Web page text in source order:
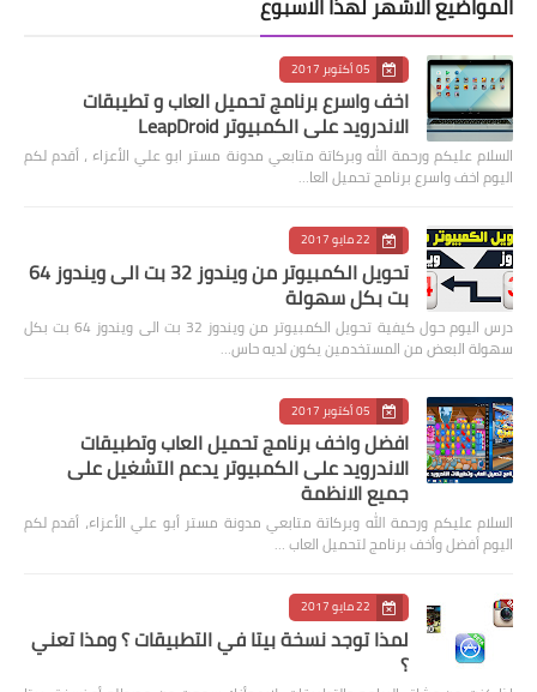
05 أكتوبر 2017
اخف واسرع برنامج تحميل العاب و تطيبقات
الاندرويد على الكمبيوتر LeapDroid
السلام عليكم ورحمة الله وبركاتة متابعي مدونة مستر ابو علي الأعزاء ، أقدم لكم
اليوم اخف واسرع برنامج تحميل العا…
22 مايو 2017
تحويل الكمبيوتر من ويندوز 32 بت الى ويندوز 64
بت بكل سهولة
درس اليوم حول كيفية تحويل الكمبيوتر من ويندوز 32 بت الى ويندوز 64 بت بكل
سهولة البعض من المستخدمين يكون لديه حاس…
05 أكتوبر 2017
افضل واخف برنامج تحميل العاب وتطبيقات
الاندرويد على الكمبيوتر يدعم التشغيل على
جميع الانظمة
السلام عليكم ورحمة الله وبركاتة متابعي مدونة مستر أبو علي الأعزاء، أقدم لكم
اليوم أفضل وأخف برنامج لتحميل العاب …
22 مايو 2017
لمذا توجد نسخة بيتا في التطبيقات ؟ ومذا تعني
؟